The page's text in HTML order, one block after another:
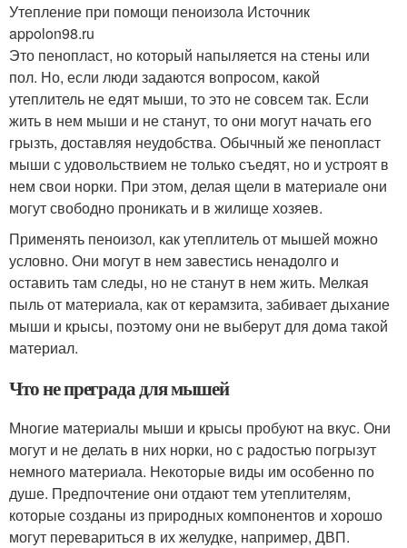
Утепление при помощи пеноизола Источник
appolon98.ru
Это пенопласт, но который напыляется на стены или
пол. Но, если люди задаются вопросом, какой
утеплитель не едят мыши, то это не совсем так. Если
жить в нем мыши и не станут, то они могут начать его
грызть, доставляя неудобства. Обычный же пенопласт
мыши с удовольствием не только съедят, но и устроят в
нем свои норки. При этом, делая щели в материале они
могут свободно проникать и в жилище хозяев.
Применять пеноизол, как утеплитель от мышей можно
условно. Они могут в нем завестись ненадолго и
оставить там следы, но не станут в нем жить. Мелкая
пыль от материала, как от керамзита, забивает дыхание
мыши и крысы, поэтому они не выберут для дома такой
материал.
Что не преграда для мышей
Многие материалы мыши и крысы пробуют на вкус. Они
могут и не делать в них норки, но с радостью погрызут
немного материала. Некоторые виды им особенно по
душе. Предпочтение они отдают тем утеплителям,
которые созданы из природных компонентов и хорошо
могут перевариться в их желудке, например, ДВП.